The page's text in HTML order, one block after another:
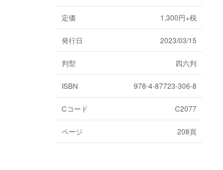
定価 1,300円+税
発行日 2023/03/15
判型 四六判
ISBN 978-4-87723-306-8
Cコード C2077
ページ 208頁